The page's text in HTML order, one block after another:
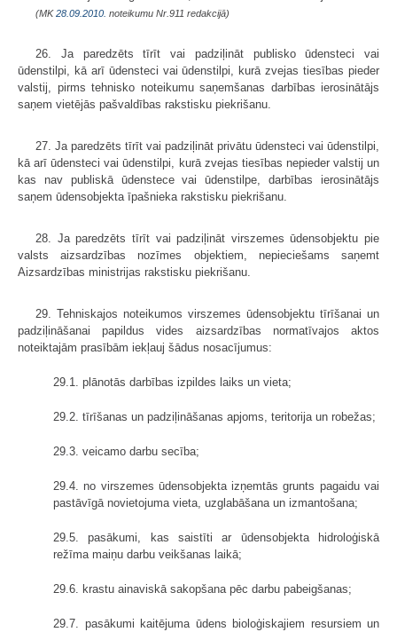
(MK28.09.2010. noteikumu Nr.911 redakcijā)
26. Ja paredzēts tīrīt vai padziļināt publisko ūdensteci vai
ūdenstilpi, kā arī ūdensteci vai ūdenstilpi, kurā zvejas tiesības pieder
valstij, pirms tehnisko noteikumu saņemšanas darbības ierosinātājs
saņem vietējās pašvaldības rakstisku piekrišanu.
27. Ja paredzēts tīrīt vai padziļināt privātu ūdensteci vai ūdenstilpi,
kā arī ūdensteci vai ūdenstilpi, kurā zvejas tiesības nepieder valstij un
kas nav publiskā ūdenstece vai ūdenstilpe, darbības ierosinātājs
saņem ūdensobjekta īpašnieka rakstisku piekrišanu.
28. Ja paredzēts tīrīt vai padziļināt virszemes ūdensobjektu pie
valsts aizsardzības nozīmes objektiem, nepieciešams saņemt
Aizsardzības ministrijas rakstisku piekrišanu.
29. Tehniskajos noteikumos virszemes ūdensobjektu tīrīšanai un
padziļināšanai papildus vides aizsardzības normatīvajos aktos
noteiktajām prasībām iekļauj šādus nosacījumus:
29.1. plānotās darbības izpildes laiks un vieta;
29.2. tīrīšanas un padziļināšanas apjoms, teritorija un robežas;
29.3. veicamo darbu secība;
29.4. no virszemes ūdensobjekta izņemtās grunts pagaidu vai
pastāvīgā novietojuma vieta, uzglabāšana un izmantošana;
29.5. pasākumi, kas saistīti ar ūdensobjekta hidroloģiskā
režīma maiņu darbu veikšanas laikā;
29.6. krastu ainaviskā sakopšana pēc darbu pabeigšanas;
29.7. pasākumi kaitējuma ūdens bioloģiskajiem resursiem un